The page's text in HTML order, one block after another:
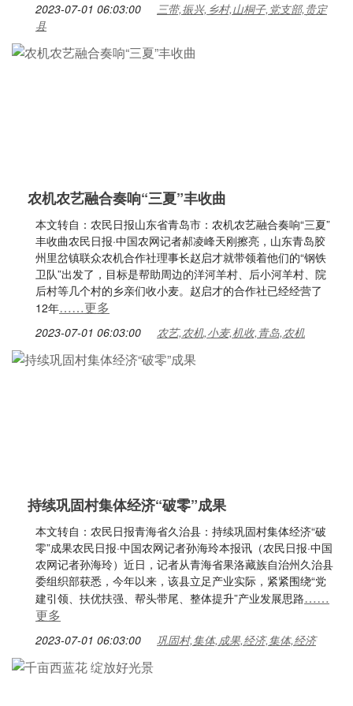
2023-07-01 06:03:00
三带,振兴,乡村,山桐子,党支部,贵定
县
农机农艺融合奏响“三夏”丰收曲
本文转自：农民日报山东省青岛市：农机农艺融合奏响“三夏”
丰收曲农民日报·中国农网记者郝凌峰天刚擦亮，山东青岛胶
州里岔镇联众农机合作社理事长赵启才就带领着他们的“钢铁
卫队”出发了，目标是帮助周边的洋河羊村、后小河羊村、院
后村等几个村的乡亲们收小麦。赵启才的合作社已经经营了
12年……更多
2023-07-01 06:03:00 农艺,农机,小麦,机收,青岛,农机
持续巩固村集体经济“破零”成果
本文转自：农民日报青海省久治县：持续巩固村集体经济“破
零”成果农民日报·中国农网记者孙海玲本报讯（农民日报·中国
农网记者孙海玲）近日，记者从青海省果洛藏族自治州久治县
委组织部获悉，今年以来，该县立足产业实际，紧紧围绕“党
建引领、扶优扶强、帮头带尾、整体提升”产业发展思路……
更多
2023-07-01 06:03:00 巩固村,集体,成果,经济,集体,经济